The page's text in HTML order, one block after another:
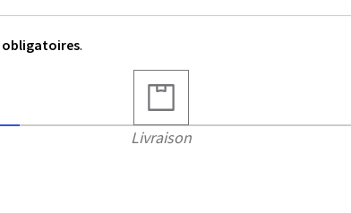
obligatoires.
Livraison